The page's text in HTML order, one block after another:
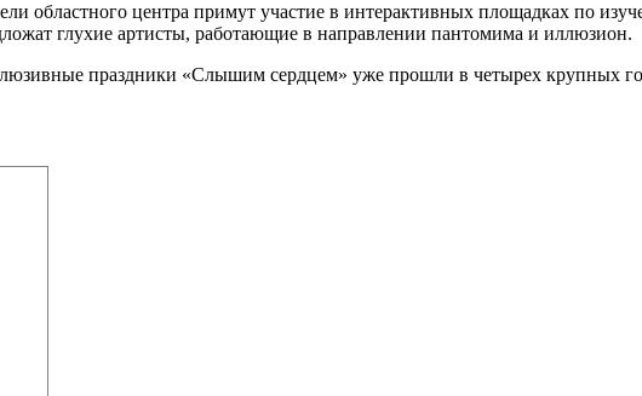
областного центра примут участие в интерактивных площадках по
глухие артисты, работающие в направлении пантомима и иллюзион.
праздники «Слышим сердцем» уже прошли в четырех крупных